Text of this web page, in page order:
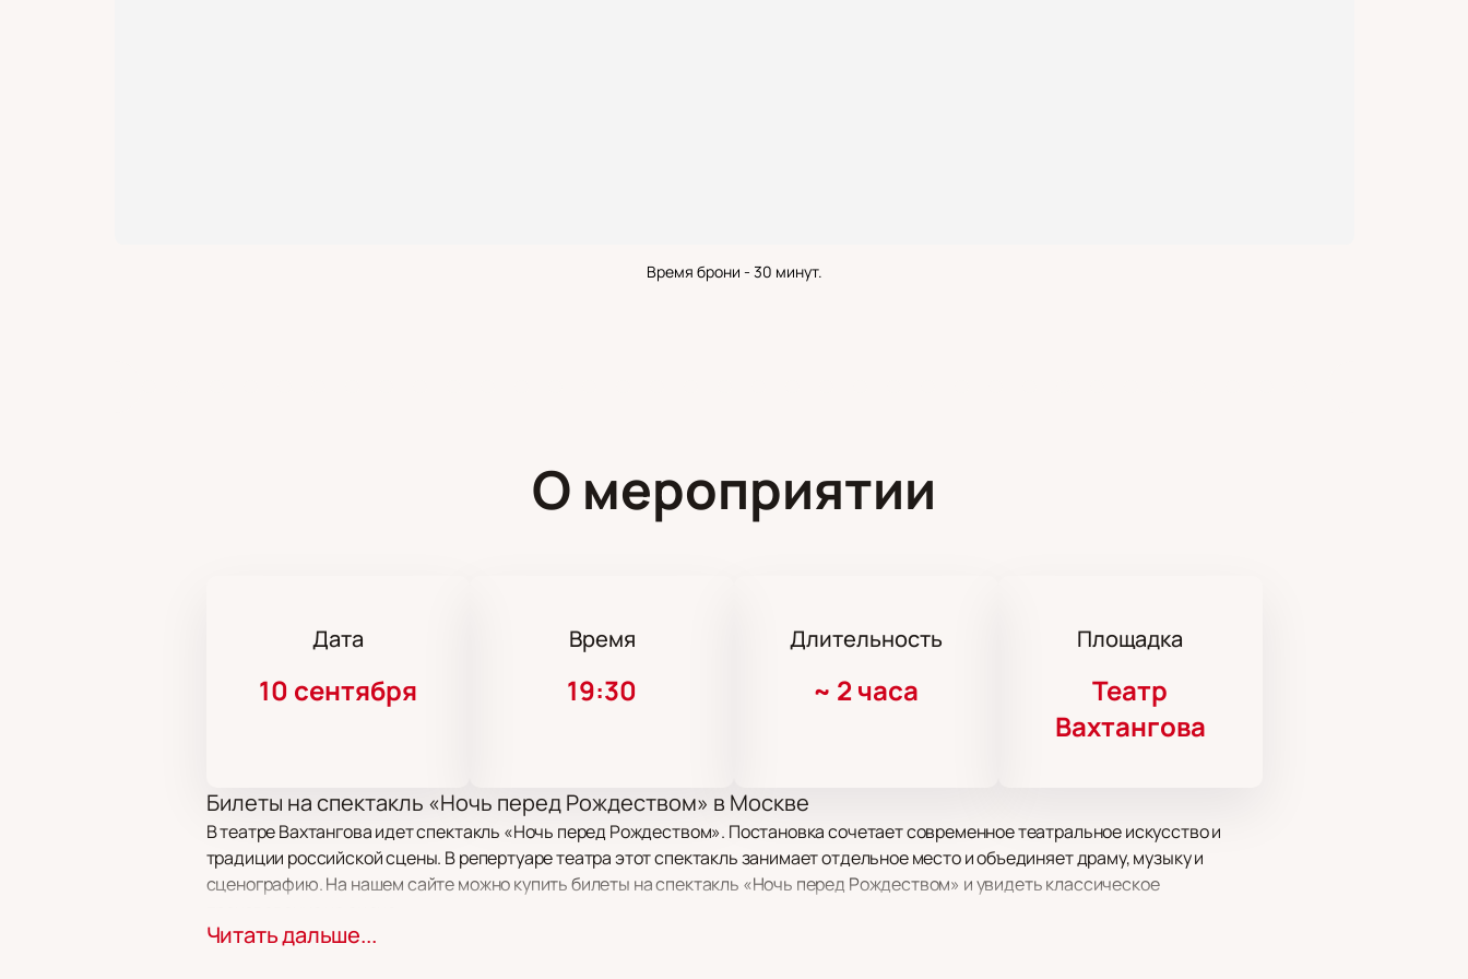
Время брони - 30 минут.
О мероприятии
Дата
10 сентября
Время
19:30
Длительность
~ 2 часа
Площадка
Театр
Вахтангова
Билеты на спектакль «Ночь перед Рождеством» в Москве
В театре Вахтангова идет спектакль «Ночь перед Рождеством». Постановка сочетает современное театральное искусство и
традиции российской сцены. В репертуаре театра этот спектакль занимает отдельное место и объединяет драму, музыку и
сценографию. На нашем сайте можно купить билеты на спектакль «Ночь перед Рождеством» и увидеть классическое
Читать дальше...